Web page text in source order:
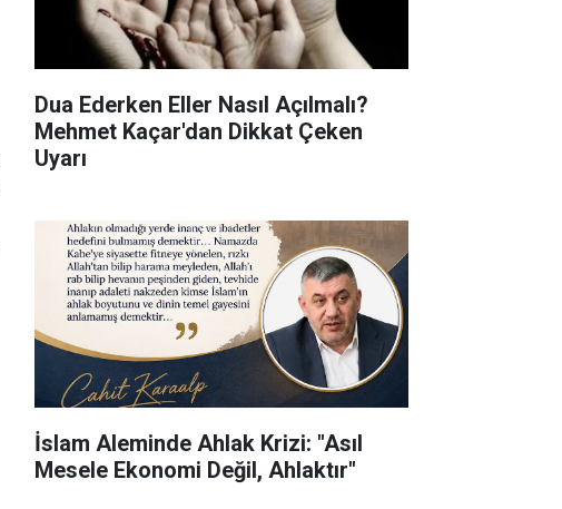
Dua Ederken Eller Nasıl Açılmalı?
Mehmet Kaçar'dan Dikkat Çeken
Uyarı
İslam Aleminde Ahlak Krizi: "Asıl
Mesele Ekonomi Değil, Ahlaktır"